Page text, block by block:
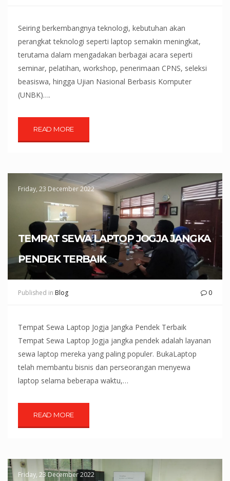
Seiring berkembangnya teknologi, kebutuhan akan
perangkat teknologi seperti laptop semakin meningkat,
terutama dalam mengadakan berbagai acara seperti
seminar, pelatihan, workshop, penerimaan CPNS, seleksi
beasiswa, hingga Ujian Nasional Berbasis Komputer
(UNBK)….
READ MORE
TEMPAT SEWA LAPTOP JOGJA JANGKA
PENDEK TERBAIK
Friday, 23 December 2022
Published in Blog 0
Tempat Sewa Laptop Jogja Jangka Pendek Terbaik
Tempat Sewa Laptop Jogja jangka pendek adalah layanan
sewa laptop mereka yang paling populer. BukaLaptop
telah membantu bisnis dan perseorangan menyewa
laptop selama beberapa waktu,…
READ MORE
Friday, 23 December 2022